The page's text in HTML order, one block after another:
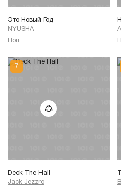
Это Новый Год
NYUSHA
Поп
Deck The Hall
Jack Jezzro